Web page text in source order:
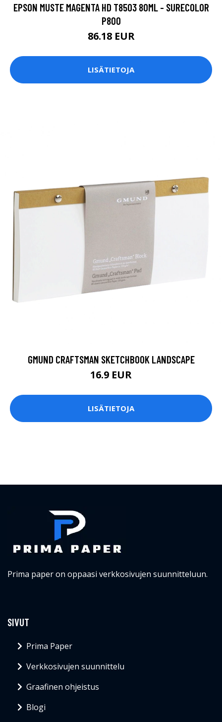
EPSON MUSTE MAGENTA HD T8503 80ML - SURECOLOR
P800
86.18 EUR
LISÄTIETOJA
GMUND CRAFTSMAN SKETCHBOOK LANDSCAPE
16.9 EUR
LISÄTIETOJA
Prima paper on oppaasi verkkosivujen suunnitteluun.
SIVUT
Prima Paper
Verkkosivujen suunnittelu
Graafinen ohjeistus
Blogi